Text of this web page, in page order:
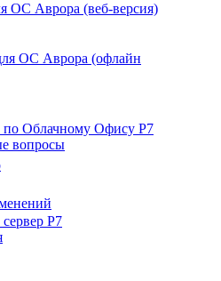
ОС Аврора (веб-версия)
ОС Аврора (офлайн
Облачному Офису Р7
вопросы
Р7